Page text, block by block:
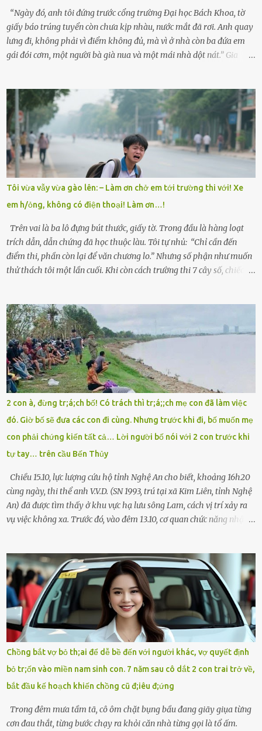
bánh rời khỏi bến...
“Ngày đó, anh tôi đứng trước cổng trường Đại học Bách Khoa, tờ
giấy báo trúng tuyển còn chưa kịp nhàu, nước mắt đã rơi. Anh quay
lưng đi, không phải vì điểm không đủ, mà vì ở nhà còn ba đứa em
gái đói cơm, một người bà già nua và một mái nhà dột nát.” Gia
có tin tức. Mọi gánh nặng đổ dồn lên đôi vai gầy guộc của bà nội –
cụ Nguyễn Thị Đào – và cậu con trai cả là Trí, lúc đó mới chỉ 17 tuổi.
Trí là học sinh giỏi toàn huyện, học lớp 12 nhưng đã biết làm ruộng,
làm thuê, biết đi cày thuê từ 4h sáng rồi lại tất tả về đi học. Người
trong làng thương lắm, bảo: “Thằng Trí học giỏi mà hiền, sau này
nên ông này bà nọ đó!” Trí có ba cô em gái: Mai, Lan và Hương – ba
cái tên mẹ đặt lúc còn sống, mong tụi nhỏ sau này như hoa mai nở
giữa mùa đông. Nhưng hoa có đẹp mấy cũng cần đất màu, mà nhà
thì chỉ toàn đất sỏi đá và khốn khó. Năm đó, Trí đỗ Đại học Bách
Khoa Hà...
Tôi vừa vẫy vừa gào lên: – Làm ơn chở em tới trường thi với! Xe
em h/ỏng, không có điện thoại! Làm ơn…!
Trên vai là ba lô đựng bút thước, giấy tờ. Trong đầu là hàng loạt
trích dẫn, dẫn chứng đã học thuộc làu. Tôi tự nhủ: “Chỉ cần đến
điểm thi, phần còn lại để văn chương lo.” Nhưng số phận như muốn
thử thách tôi một lần cuối. Khi còn cách trường thi 7 cây số, chiếc xe
sực nhớ – điện thoại đang sạc, sáng nay quên mang theo! Giữa con
đường thưa thớt người qua lại, tôi hoảng loạn vẫy tay xin đi nhờ. –
Chú ơi, cháu đi thi, xe hỏng rồi! Làm ơn cho cháu đi nhờ với! – Cô ơi,
giúp cháu với, cháu không có điện thoại… Người thì lắc đầu. Người
thì tăng ga tránh xa như né một kẻ lừa đảo. Tôi gào lên giữa đường
như một kẻ mất trí. Vô ích. 6h10. Còn hơn 30 phút nữa. Trong đầu
tôi chỉ có một lựa chọn duy nhất: chạy. Tôi quăng xe vào vệ đường,
rút tờ giấy báo dự thi nhét túi áo, đeo ba lô và chạy . Chạy miết.
Chạy không ngừng. Qua ngã...
2 con à, đừng tr;á;ch bố! Có trách thì tr;á;;ch mẹ con đã làm việc
đó. Giờ bố sẽ đưa các con đi cùng. Nhưng trước khi đi, bố muốn mẹ
con phải chứng kiến tất cả… Lời người bố nói với 2 con trước khi
tự tay… trên cầu Bến Thủy
Chiều 15.10, lực lượng cứu hộ tỉnh Nghệ An cho biết, khoảng 16h20
cùng ngày, thi thể anh V.V.D. (SN 1993, trú tại xã Kim Liên, tỉnh Nghệ
An) đã được tìm thấy ở khu vực hạ lưu sông Lam, cách vị trí xảy ra
vụ việc không xa. Trước đó, vào đêm 13.10, cơ quan chức năng nhận
– rồi để lại xe máy trên cầu, ôm theo 2 con gái nhỏ nhảy xuống
sông. Người thân và hàng xóm ngóng chờ thông tin tìm kiếm 3 bố
con mất tích trên sông Lam sau vụ nhảy cầu. Ảnh: Hải Dương Tại
hiện trường, người dân phát hiện một chiếc xe máy mang biển kiểm
soát Nghệ An cùng hai chiếc cặp học sinh. Ngay trong đêm, lực
lượng chức năng phối hợp cùng các đội cứu hộ tình nguyện triển
khai tìm kiếm. Danh tính các nạn nhân được xác định là anh V.V.D.
và 2 con gái là cháu V.H.B. (SN 2020) và V.G.T. (SN 2021). Hai cháu là
con của anh D. và chị B.T.Y. (SN 1999). Lực lượng cứu hộ đã tiến hành
bàn giao t...
Chồng bắt vợ bỏ th;ai để dễ bề đến với người khác, vợ quyết định
bỏ tr;ốn vào miền nam sinh con. 7 năm sau cô dắt 2 con trai trở về,
bắt đầu kế hoạch khiến chồng cũ đ;iêu đ;ứng
Trong đêm mưa tầm tã, cô ôm chặt bụng bầu đang giãy giụa từng
cơn đau thắt, từng bước chạy ra khỏi căn nhà từng gọi là tổ ấm.